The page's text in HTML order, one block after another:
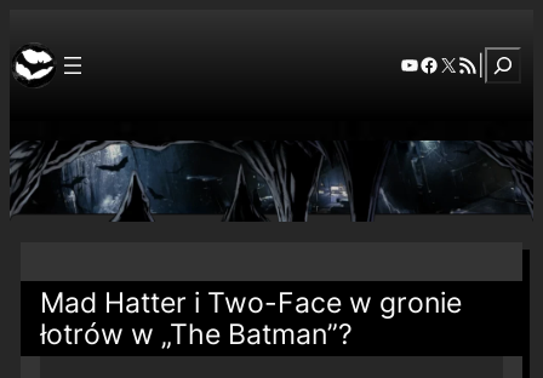
YouTube
Facebook
X RSS Feed
Mad Hatter i Two-Face w gronie
łotrów w „The Batman”?